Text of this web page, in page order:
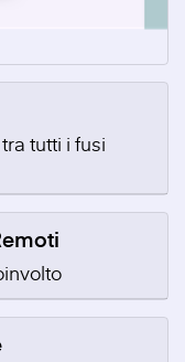
tutti i fusi